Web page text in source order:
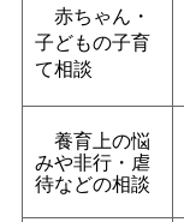
赤ちゃん・
子どもの子育
て相談
養育上の悩
みや非行・虐
待などの相談